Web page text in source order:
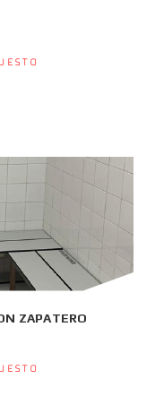
ZAPATERO